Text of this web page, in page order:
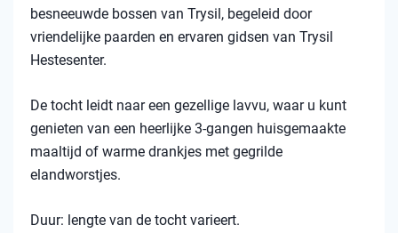
besneeuwde bossen van Trysil, begeleid door
vriendelijke paarden en ervaren gidsen van Trysil
Hestesenter.
De tocht leidt naar een gezellige lavvu, waar u kunt
genieten van een heerlijke 3-gangen huisgemaakte
maaltijd of warme drankjes met gegrilde
elandworstjes.
Duur: lengte van de tocht varieert.